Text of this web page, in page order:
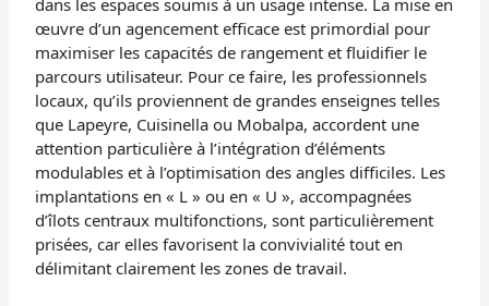
dans les espaces soumis à un usage intense. La mise en
œuvre d’un agencement efficace est primordial pour
maximiser les capacités de rangement et fluidifier le
parcours utilisateur. Pour ce faire, les professionnels
locaux, qu’ils proviennent de grandes enseignes telles
que Lapeyre, Cuisinella ou Mobalpa, accordent une
attention particulière à l’intégration d’éléments
modulables et à l’optimisation des angles difficiles. Les
implantations en « L » ou en « U », accompagnées
d’îlots centraux multifonctions, sont particulièrement
prisées, car elles favorisent la convivialité tout en
délimitant clairement les zones de travail.